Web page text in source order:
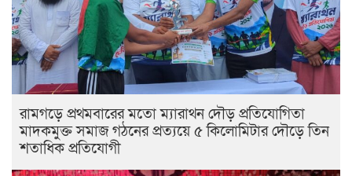
রামগড়ে প্রথমবারের মতো ম্যারাথন দৌড় প্রতিযোগিতা
মাদকমুক্ত সমাজ গঠনের প্রত্যয়ে ৫ কিলোমিটার দৌড়ে তিন
শতাধিক প্রতিযোগী